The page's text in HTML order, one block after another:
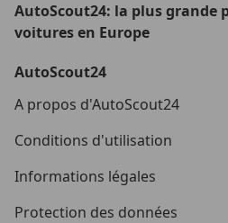
AutoScout24: la plus grande
voitures en Europe
AutoScout24
A propos d'AutoScout24
Conditions d'utilisation
Informations légales
Protection des données